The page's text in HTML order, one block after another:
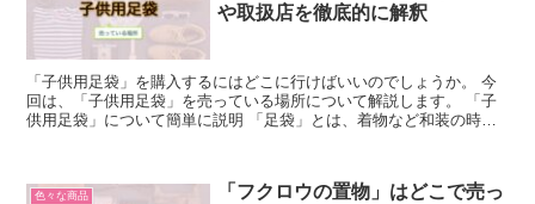
や取扱店を徹底的に解釈
「子供用足袋」を購入するにはどこに行けばいいのでしょうか。 今
回は、「子供用足袋」を売っている場所について解説します。 「子
供用足袋」について簡単に説明 「足袋」とは、着物など和装の時に
色々な商品
「フクロウの置物」はどこで売っ